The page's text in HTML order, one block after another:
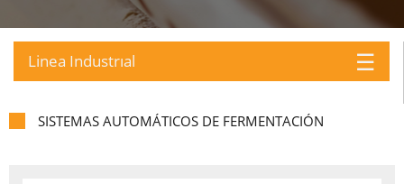
Linea Industrıal ☰
SISTEMAS AUTOMÁTICOS DE FERMENTACIÓN